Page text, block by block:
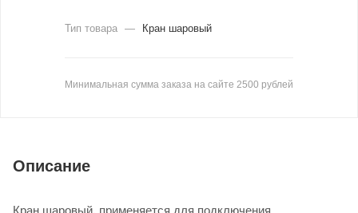
Тип товара — Кран шаровый
Минимальная сумма заказа на сайте 2500 рублей
Описание